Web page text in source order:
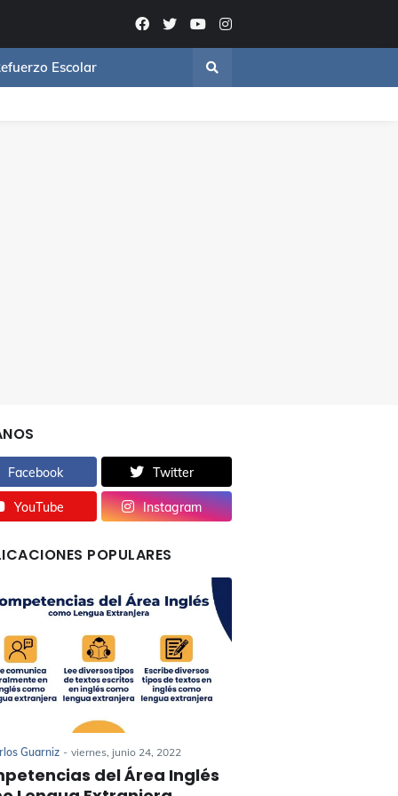
Escolar
Facebook Twitter
YouTube Instagram
POPULARES
Guarniz - viernes, junio 24, 2022
del Área Inglés